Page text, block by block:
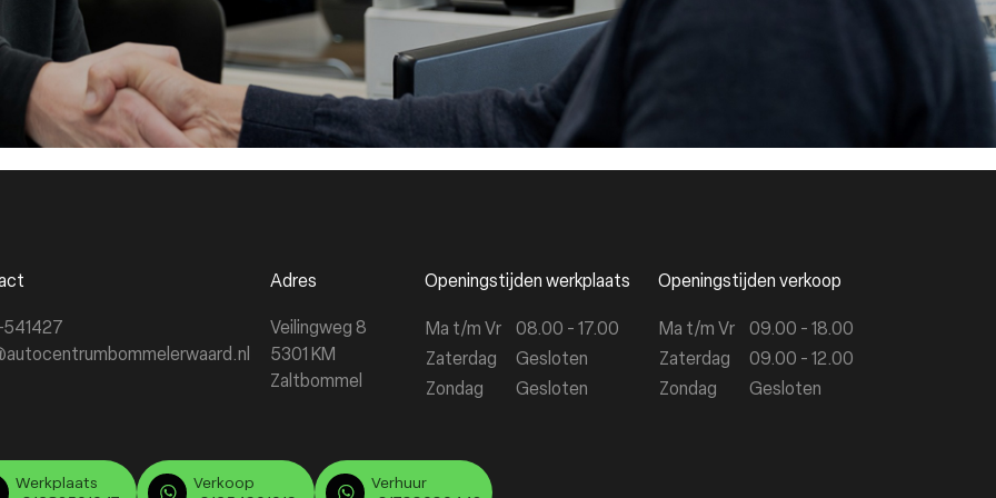
problemen, vergroot uw veiligheid en verlengt de levensduur van uw auto.
Adres
Veilingweg 8
5301 KM
Zaltbommel
Openingstijden werkplaats
Ma t/m Vr
08.00 - 17.00
Zaterdag
Gesloten
Zondag
Gesloten
Openingstijden verkoop
Ma t/m Vr
09.00 - 18.00
Zaterdag
09.00 - 12.00
Zondag
Gesloten
Werkplaats
Verkoop
Verhuur